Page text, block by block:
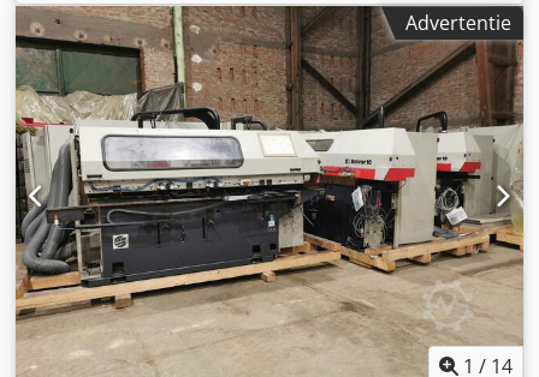
Advertentie
1 / 14